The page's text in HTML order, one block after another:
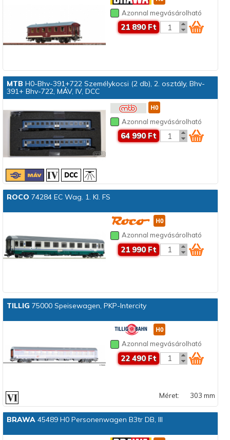
Azonnal megvásárolható
21 890 Ft
MTB H0-Bhv-391+722 Személykocsi (2 db), 2. osztály, Bhv-
391+ Bhv-722, MÁV, IV, DCC
Azonnal megvásárolható
64 990 Ft
ROCO 74284 EC Wag. 1. Kl. FS
Azonnal megvásárolható
21 990 Ft
TILLIG 75000 Speisewagen, PKP-Intercity
Azonnal megvásárolható
22 490 Ft
Méret: 303 mm
BRAWA45489 H0 Personenwagen B3tr DB, III